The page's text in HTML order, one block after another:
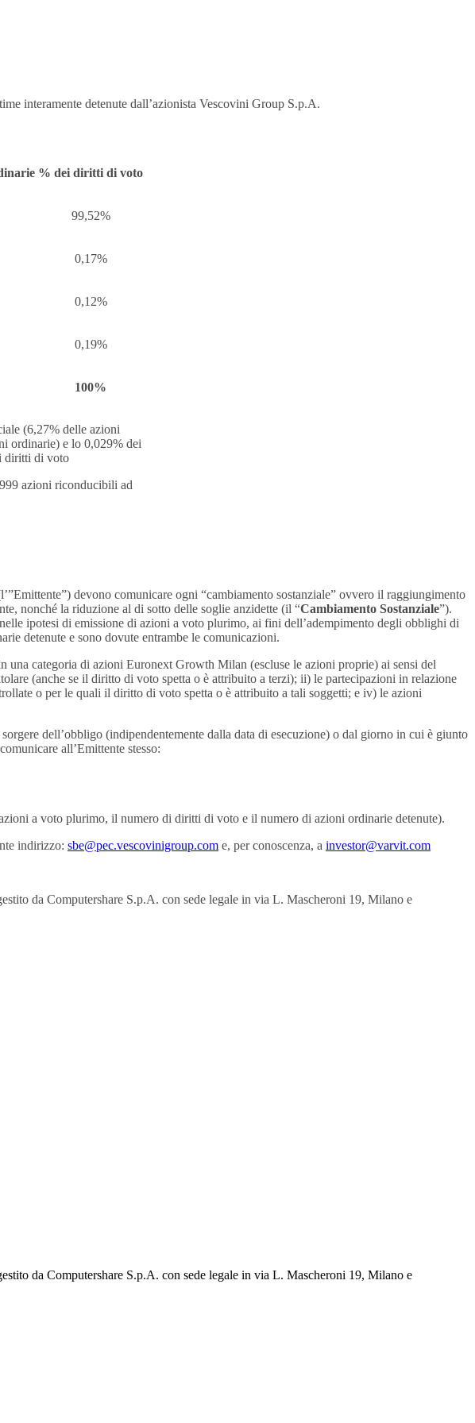
interamente detenute dall’azionista Vescovini Group S.p.A.
% dei diritti di voto
99,52%
0,17%
0,12%
0,19%
100%
(6,27% delle azioni
ordinarie) e lo 0,029% dei
diritti di voto
azioni riconducibili ad
devono comunicare ogni “cambiamento sostanziale” ovvero il raggiungimento
nonché la riduzione al di sotto delle soglie anzidette (il “Cambiamento Sostanziale”).
ipotesi di emissione di azioni a voto plurimo, ai fini dell’adempimento degli obblighi di
detenute e sono dovute entrambe le comunicazioni.
categoria di azioni Euronext Growth Milan (escluse le azioni proprie) ai sensi del
(anche se il diritto di voto spetta o è attribuito a terzi); ii) le partecipazioni in relazione
o per le quali il diritto di voto spetta o è attribuito a tali soggetti; e iv) le azioni
dell’obbligo (indipendentemente dalla data di esecuzione) o dal giorno in cui è giunto
all’Emittente stesso:
a voto plurimo, il numero di diritti di voto e il numero di azioni ordinarie detenute).
indirizzo: sbe@pec.vescovinigroup.com e, per conoscenza, a investor@varvit.com
da Computershare S.p.A. con sede legale in via L. Mascheroni 19, Milano e
da Computershare S.p.A. con sede legale in via L. Mascheroni 19, Milano e